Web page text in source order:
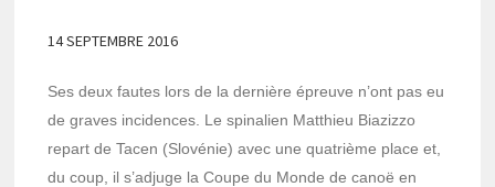
14 SEPTEMBRE 2016
Ses deux fautes lors de la dernière épreuve n’ont pas eu
de graves incidences. Le spinalien Matthieu Biazizzo
repart de Tacen (Slovénie) avec une quatrième place et,
du coup, il s’adjuge la Coupe du Monde de canoë en